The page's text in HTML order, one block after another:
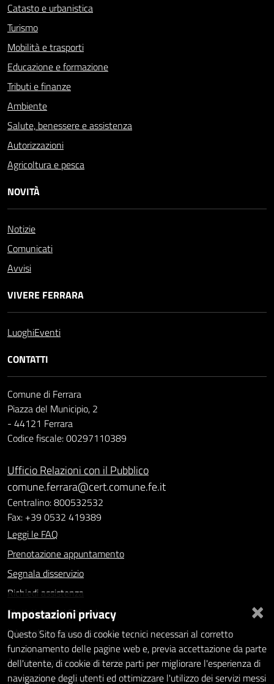
Catasto e urbanistica
Turismo
Mobilità e trasporti
Educazione e formazione
Tributi e finanze
Ambiente
Salute, benessere e assistenza
Autorizzazioni
Agricoltura e pesca
NOVITÀ
Notizie
Comunicati
Avvisi
VIVERE FERRARA
LuoghiEventi
CONTATTI
Comune di Ferrara
Piazza del Municipio, 2
- 44121 Ferrara
Codice fiscale: 00297110389
Ufficio Relazioni con il Pubblico
comune.ferrara@cert.comune.fe.it
Centralino: 800532532
Fax: +39 0532 419389
Leggi le FAQ
Prenotazione appuntamento
Segnala disservizio
Richiedi assistenza
Statistiche dei Siti web
Intranet - accesso riservato
Amministrazione trasparente
Informativa privacy
×
Impostazioni privacy
Questo Sito fa uso di cookie tecnici necessari al corretto
funzionamento delle pagine web e, previa accettazione da parte
dell'utente, di cookie di terze parti per migliorare l'esperienza di
navigazione degli utenti ed ottimizzare l'utilizzo dei servizi messi